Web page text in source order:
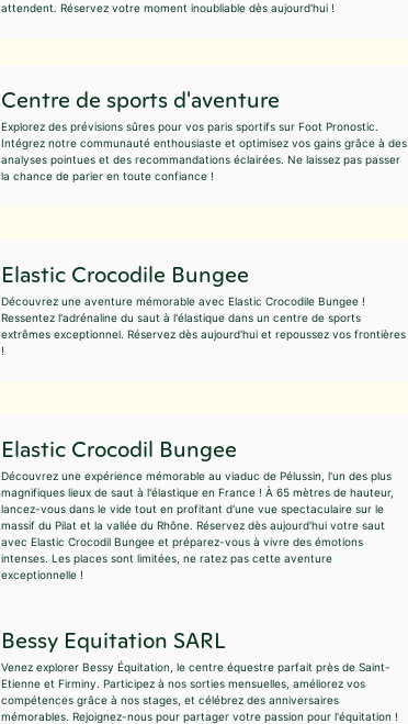
attendent. Réservez votre moment inoubliable dès aujourd'hui !
Centre de sports d'aventure
Explorez des prévisions sûres pour vos paris sportifs sur Foot Pronostic.
Intégrez notre communauté enthousiaste et optimisez vos gains grâce à des
analyses pointues et des recommandations éclairées. Ne laissez pas passer
la chance de parier en toute confiance !
Elastic Crocodile Bungee
Découvrez une aventure mémorable avec Elastic Crocodile Bungee !
Ressentez l'adrénaline du saut à l'élastique dans un centre de sports
extrêmes exceptionnel. Réservez dès aujourd'hui et repoussez vos frontières
!
Elastic Crocodil Bungee
Découvrez une expérience mémorable au viaduc de Pélussin, l'un des plus
magnifiques lieux de saut à l'élastique en France ! À 65 mètres de hauteur,
lancez-vous dans le vide tout en profitant d'une vue spectaculaire sur le
massif du Pilat et la vallée du Rhône. Réservez dès aujourd'hui votre saut
avec Elastic Crocodil Bungee et préparez-vous à vivre des émotions
intenses. Les places sont limitées, ne ratez pas cette aventure
exceptionnelle !
Bessy Equitation SARL
Venez explorer Bessy Équitation, le centre équestre parfait près de Saint-
Etienne et Firminy. Participez à nos sorties mensuelles, améliorez vos
compétences grâce à nos stages, et célébrez des anniversaires
mémorables. Rejoignez-nous pour partager votre passion pour l'équitation !